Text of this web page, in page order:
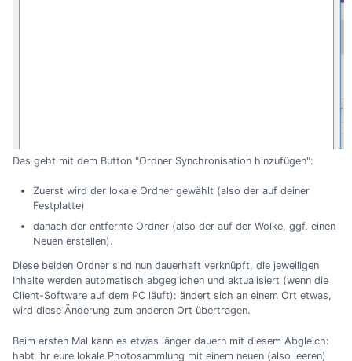
Das geht mit dem Button "Ordner Synchronisation hinzufügen":
Zuerst wird der lokale Ordner gewählt (also der auf deiner
Festplatte)
danach der entfernte Ordner (also der auf der Wolke, ggf. einen
Neuen erstellen).
Diese beiden Ordner sind nun dauerhaft verknüpft, die jeweiligen
Inhalte werden automatisch abgeglichen und aktualisiert (wenn die
Client-Software auf dem PC läuft): ändert sich an einem Ort etwas,
wird diese Änderung zum anderen Ort übertragen.
Beim ersten Mal kann es etwas länger dauern mit diesem Abgleich:
habt ihr eure lokale Photosammlung mit einem neuen (also leeren)